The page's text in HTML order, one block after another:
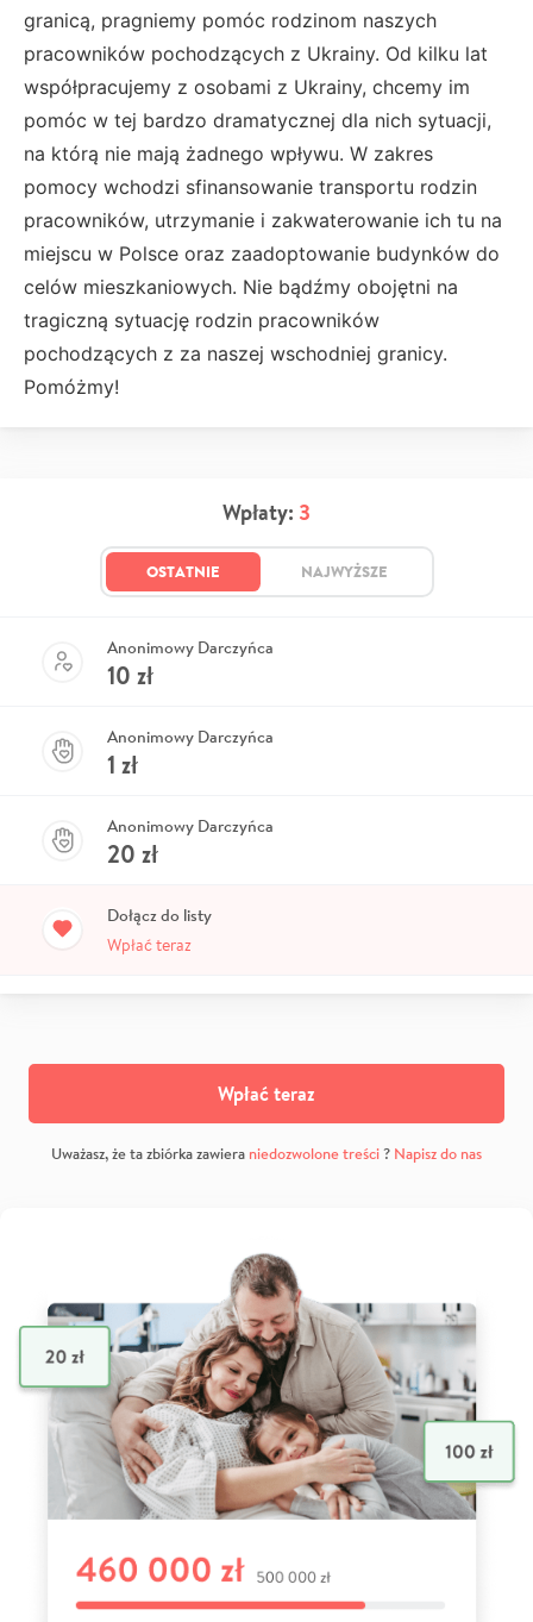
granicą, pragniemy pomóc rodzinom naszych
pracowników pochodzących z Ukrainy. Od kilku lat
współpracujemy z osobami z Ukrainy, chcemy im
pomóc w tej bardzo dramatycznej dla nich sytuacji,
na którą nie mają żadnego wpływu. W zakres
pomocy wchodzi sfinansowanie transportu rodzin
pracowników, utrzymanie i zakwaterowanie ich tu na
miejscu w Polsce oraz zaadoptowanie budynków do
celów mieszkaniowych. Nie bądźmy obojętni na
tragiczną sytuację rodzin pracowników
pochodzących z za naszej wschodniej granicy.
Pomóżmy!
Wpłaty: 3
OSTATNIE NAJWYŻSZE
Anonimowy Darczyńca
10 zł
Anonimowy Darczyńca
1 zł
Anonimowy Darczyńca
20 zł
Dołącz do listy
Wpłać teraz
Wpłać teraz
Uważasz, że ta zbiórka zawiera niedozwolone treści? Napisz do nas